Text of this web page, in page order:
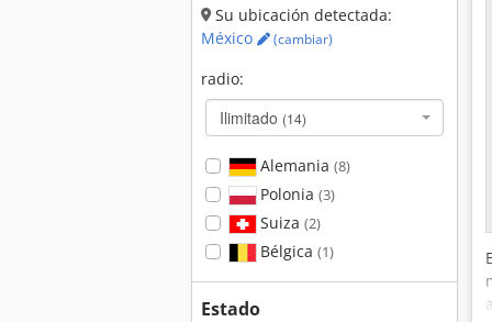
Su ubicación detectada:
México
(cambiar)
radio:
Ilimitado (14)
Alemania (8)
Polonia (3)
Suiza (2)
Bélgica (1)
Estado